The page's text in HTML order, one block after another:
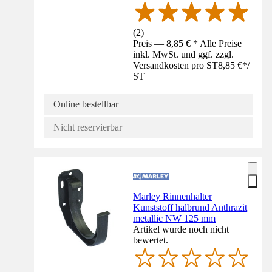
(2)
Preis — 8,85 € * Alle Preise
inkl. MwSt. und ggf. zzgl.
Versandkosten pro ST8,85 €*/
ST
Online bestellbar
Nicht reservierbar
Marley Rinnenhalter
Kunststoff halbrund Anthrazit
metallic NW 125 mm
Artikel wurde noch nicht
bewertet.